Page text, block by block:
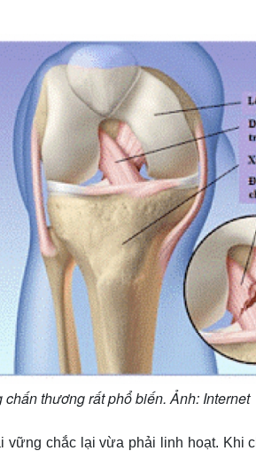
thương rất phổ biến. Ảnh: Internet
vững chắc lại vừa phải linh hoạt. Khi